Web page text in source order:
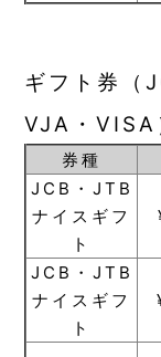
ギフト券（
VJA・VISA
券種
JCB・JTB
ナイスギフ
ト
JCB・JTB
ナイスギフ
ト